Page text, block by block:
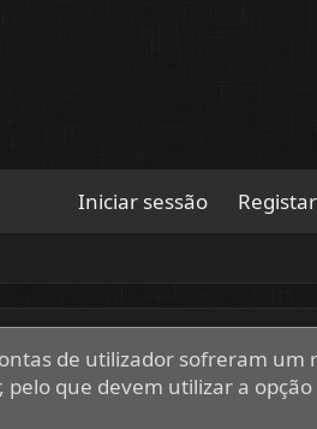
Iniciar sessão Registar
de utilizador sofreram um
que devem utilizar a